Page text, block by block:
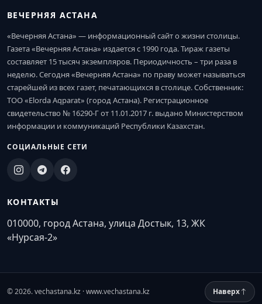
ВЕЧЕРНЯЯ АСТАНА
«Вечерняя Астана» — информационный сайт о жизни столицы.
Газета «Вечерняя Астана» издается с 1990 года. Тираж газеты
составляет 15 тысяч экземпляров. Периодичность – три раза в
неделю. Сегодня «Вечерняя Астана» по праву может называться
старейшей из всех газет, печатающихся в столице. Собственник:
ТОО «Elorda Aqparat» (город Астана). Регистрационное
свидетельство № 16290-Г от 11.01.2017 г. выдано Министерством
информации и коммуникаций Республики Казахстан.
СОЦИАЛЬНЫЕ СЕТИ
КОНТАКТЫ
010000, город Астана, улица Достык, 13, ЖК
«Нурсая-2»
© 2026. vechastana.kz · www.vechastana.kz Наверх